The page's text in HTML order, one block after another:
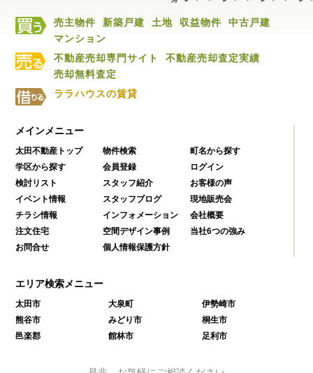
売主物件 新築戸建 土地 収益物件
中古戸建
マンション
不動産売却専門サイト
不動産売却査定実績
売却無料査定
ララハウスの賃貸
メインメニュー
太田不動産トップ 物件検索
町名から探す
学区から探す
会員登録
ログイン
検討リスト
スタッフ紹介
お客様の声
イベント情報
スタッフブログ
現地販売会
チラシ情報
インフォメーション
会社概要
注文住宅
空間デザイン事例
当社6つの強み
お問合せ
個人情報保護方針
エリア検索メニュー
太田市 大泉町
伊勢崎市
熊谷市
みどり市
桐生市
邑楽郡
館林市 足利市